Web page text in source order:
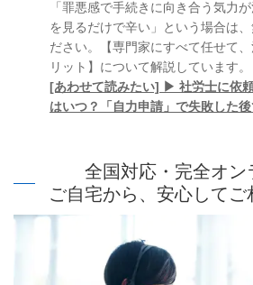
「罪悪感で手続きに向き合う気力
を見るだけで辛い」という場合は、
ださい。【専門家にすべて任せて
リット】について解説しています。
[あわせて読みたい] ▶ 社労士に依
はいつ？「自力申請」で失敗した
全国対応・完全オン
ご自宅から、安心してご